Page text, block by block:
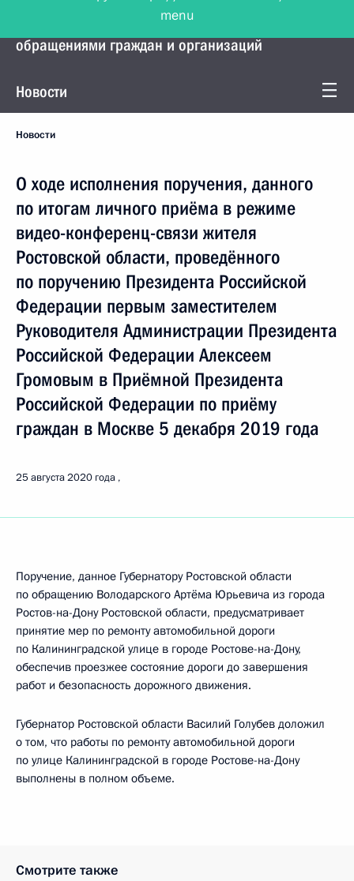
Управление Президента по работе с
обращениями граждан и организаций
Новости
Новости
О ходе исполнения поручения, данного
по итогам личного приёма в режиме
видео-конференц-связи жителя
Ростовской области, проведённого
по поручению Президента Российской
Федерации первым заместителем
Руководителя Администрации Президента
Российской Федерации Алексеем
Громовым в Приёмной Президента
Российской Федерации по приёму
граждан в Москве 5 декабря 2019 года
25 августа 2020 года
Поручение, данное Губернатору Ростовской области
по обращению Володарского Артёма Юрьевича из города
Ростов-на-Дону Ростовской области, предусматривает
принятие мер по ремонту автомобильной дороги
по Калининградской улице в городе Ростове-на-Дону,
обеспечив проезжее состояние дороги до завершения
работ и безопасность дорожного движения.
Губернатор Ростовской области Василий Голубев доложил
о том, что работы по ремонту автомобильной дороги
по улице Калининградской в городе Ростове-на-Дону
выполнены в полном объеме.
Смотрите также
menu